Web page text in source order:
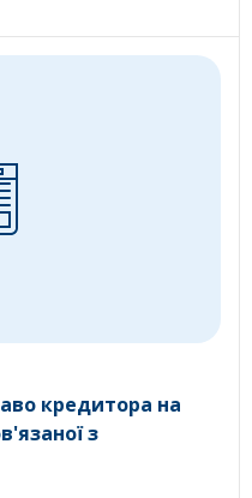
кредитора на
з